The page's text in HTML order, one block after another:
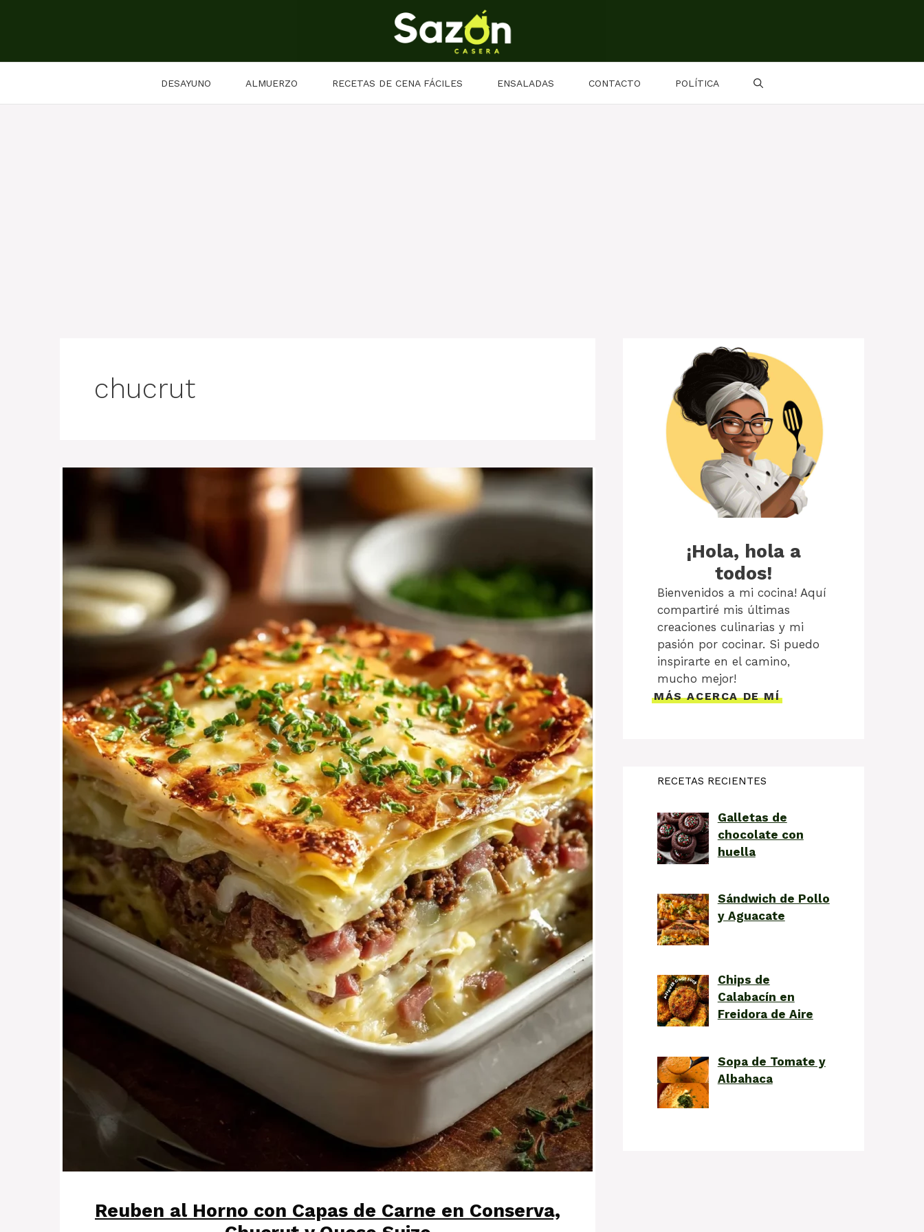
DESAYUNO ALMUERZO RECETAS DE CENA FÁCILES ENSALADAS CONTACTO POLÍTICA
chucrut
Reuben al Horno con Capas de Carne en Conserva,
¡Hola, hola a
todos!
Bienvenidos a mi cocina! Aquí
compartiré mis últimas
creaciones culinarias y mi
pasión por cocinar. Si puedo
inspirarte en el camino,
mucho mejor!
MÁS ACERCA DE MÍ
RECETAS RECIENTES
Galletas de
chocolate con
huella
Sándwich de Pollo
y Aguacate
Chips de
Calabacín en
Freidora de Aire
Sopa de Tomate y
Albahaca